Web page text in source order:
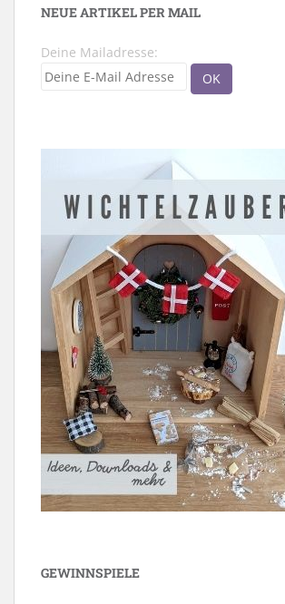
NEUE ARTIKEL PER MAIL
Deine Mailadresse:
GEWINNSPIELE